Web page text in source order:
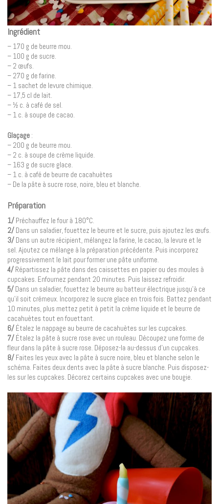
Ingrédient
– 170 g de beurre mou.
– 100 g de sucre.
– 2 œufs.
– 270 g de farine.
– 1 sachet de levure chimique.
– 17,5 cl de lait.
– ½ c. à café de sel.
– 1 c. à soupe de cacao.
Glaçage :
– 200 g de beurre mou.
– 2 c. à soupe de crème liquide.
– 163 g de sucre glace.
– 1 c. à café de beurre de cacahuètes
– De la pâte à sucre rose, noire, bleu et blanche.
Préparation
1/ Préchauffez le four à 180°C.
2/ Dans un saladier, fouettez le beurre et le sucre, puis ajoutez les œufs.
3/ Dans un autre récipient, mélangez la farine, le cacao, la levure et le
sel. Ajoutez ce mélange à la préparation précédente. Puis incorporez
progressivement le lait pour former une pâte uniforme.
4/ Répartissez la pâte dans des caissettes en papier ou des moules à
cupcakes. Enfournez pendant 20 minutes. Puis laissez refroidir.
5/ Dans un saladier, fouettez le beurre au batteur électrique jusqu’à ce
qu’il soit crémeux. Incorporez le sucre glace en trois fois. Battez pendant
10 minutes, plus mettez petit à petit la crème liquide et le beurre de
cacahuètes tout en fouettant.
6/ Étalez le nappage au beurre de cacahuètes sur les cupcakes.
7/ Étalez la pâte à sucre rose avec un rouleau. Découpez une forme de
fleur dans la pâte à sucre rose. Déposez-la au-dessus d’un cupcakes.
8/ Faites les yeux avec la pâte à sucre noire, bleu et blanche selon le
schéma. Faites deux dents avec la pâte à sucre blanche. Puis disposez-
les sur les cupcakes. Décorez certains cupcakes avec une bougie.